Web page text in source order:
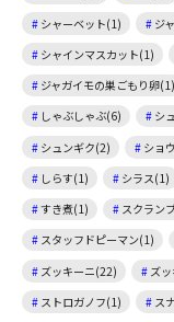
シャーベット(1)
ジ
シャインマスカット(1)
ジャガイモの巣ごもり卵(1)
しゃぶしゃぶ(6)
シ
シュンギク(2)
ショ
しらす(1)
シラス(1)
すき煮(1)
スクラン
スタッフドピーマン(1)
ズッキーニ(22)
ズ
ストロガノフ(1)
ス